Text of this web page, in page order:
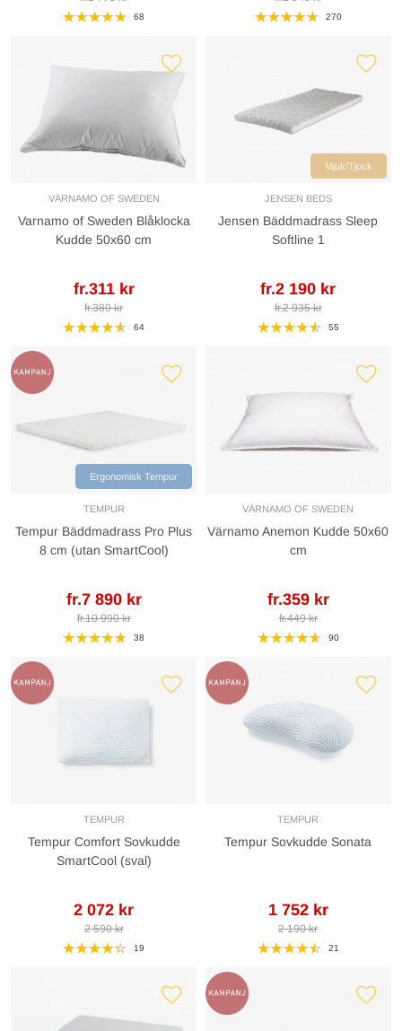
68 270
VÄRNAMO OF SWEDEN
Varnamo of Sweden Blåklocka
Kudde 50x60 cm
fr.311 kr
fr.389 kr
64
Mjuk/Tjock
JENSEN BEDS
Jensen Bäddmadrass Sleep
Softline 1
fr.2 190 kr
fr.2 935 kr
55
Ergonomisk Tempur
TEMPUR
Tempur Bäddmadrass Pro Plus
8 cm (utan SmartCool)
fr.7 890 kr
fr.10 990 kr
38
VÄRNAMO OF SWEDEN
Värnamo Anemon Kudde 50x60
cm
fr.359 kr
fr.449 kr
90
TEMPUR
Tempur Comfort Sovkudde
SmartCool (sval)
2 072 kr
2 590 kr
19
TEMPUR
Tempur Sovkudde Sonata
1 752 kr
2 190 kr
21